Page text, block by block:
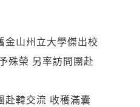
金山州立大學傑出校
殊榮 另率訪問團赴
赴韓交流 收穫滿囊